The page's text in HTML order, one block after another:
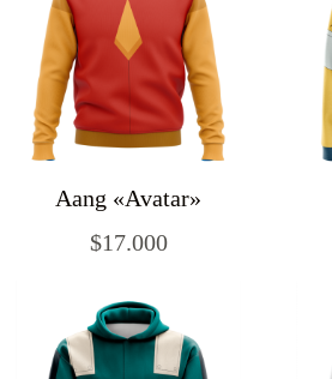
Aang «Avatar»
$17.000